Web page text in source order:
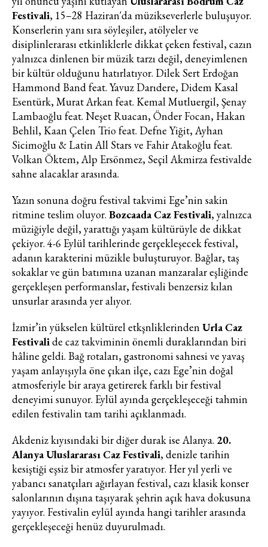
vogue trendler, ünlülerden güzelllik
sırları ve en popüler partilerden
haberdar olmak için haftalık e-
bültenimize kaydolun.
Turkuvaz Haberleşme ve Yayıncılık
https://vogue.com.tr/internet sitesi
üzerinden sunulan ürün ve
hizmetlere ilişkin reklam, tanıtım,
pazarlama ve kutlama/ temenni
amaçlı her türlü e-bülten/ ticari
elektronik ileti gönderiminin e-posta
yoluyla tarafıma yapılmasına onay
ve bu kapsamda/ amaçla ad/
işlenmesine açık rıza veriyorum.
KAYDET KAPAT
Festivali, 15–28 Haziran'da müzikseverlerle buluşuyor.
Konserlerin yanı sıra söyleşiler, atölyeler ve
disiplinlerarası etkinliklerle dikkat çeken festival, cazın
yalnızca dinlenen bir müzik tarzı değil, deneyimlenen
bir kültür olduğunu hatırlatıyor. Dilek Sert Erdoğan
Hammond Band feat. Yavuz Darıdere, Didem Kasal
Esentürk, Murat Arkan feat. Kemal Mutluergil, Şenay
Lambaoğlu feat. Neşet Ruacan, Önder Focan, Hakan
Behlil, Kaan Çelen Trio feat. Defne Yiğit, Ayhan
Sicimoğlu & Latin All Stars ve Fahir Atakoğlu feat.
Volkan Öktem, Alp Ersönmez, Seçil Akmirza festivalde
sahne alacaklar arasında.
Yazın sonuna doğru festival takvimi Ege’nin sakin
ritmine teslim oluyor. Bozcaada Caz Festivali, yalnızca
müziğiyle değil, yarattığı yaşam kültürüyle de dikkat
çekiyor. 4-6 Eylül tarihlerinde gerçekleşecek festival,
adanın karakterini müzikle buluşturuyor. Bağlar, taş
sokaklar ve gün batımına uzanan manzaralar eşliğinde
gerçekleşen performanslar, festivali benzersiz kılan
unsurlar arasında yer alıyor.
İzmir’in yükselen kültürel etkşnliklerindenUrla Caz
Festivalide caz takviminin önemli duraklarından biri
hâline geldi. Bağ rotaları, gastronomi sahnesi ve yavaş
yaşam anlayışıyla öne çıkan ilçe, cazı Ege’nin doğal
atmosferiyle bir araya getirerek farklı bir festival
deneyimi sunuyor. Eylül ayında gerçekleşeceği tahmin
edilen festivalin tam tarihi açıklanmadı.
Akdeniz kıyısındaki bir diğer durak ise Alanya. 20.
Alanya Uluslararası Caz Festivali, denizle tarihin
kesiştiği eşsiz bir atmosfer yaratıyor. Her yıl yerli ve
yabancı sanatçıları ağırlayan festival, cazı klasik konser
salonlarının dışına taşıyarak şehrin açık hava dokusuna
yayıyor. Festivalin eylül ayında hangi tarihler arasında
gerçekleşeceği henüz duyurulmadı.